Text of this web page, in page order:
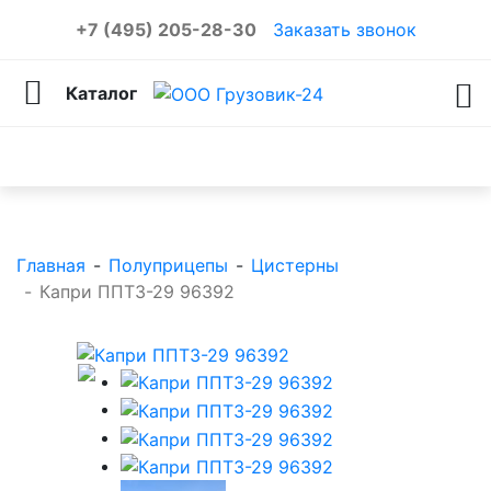
+7 (495) 205-28-30 Заказать звонок
Каталог
Главная - Полуприцепы - Цистерны
- Капри ППТЗ-29 96392